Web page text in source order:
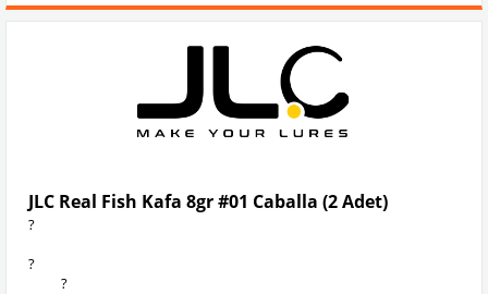
JLC Real Fish Kafa 8gr #01 Caballa (2 Adet)
?
?
?